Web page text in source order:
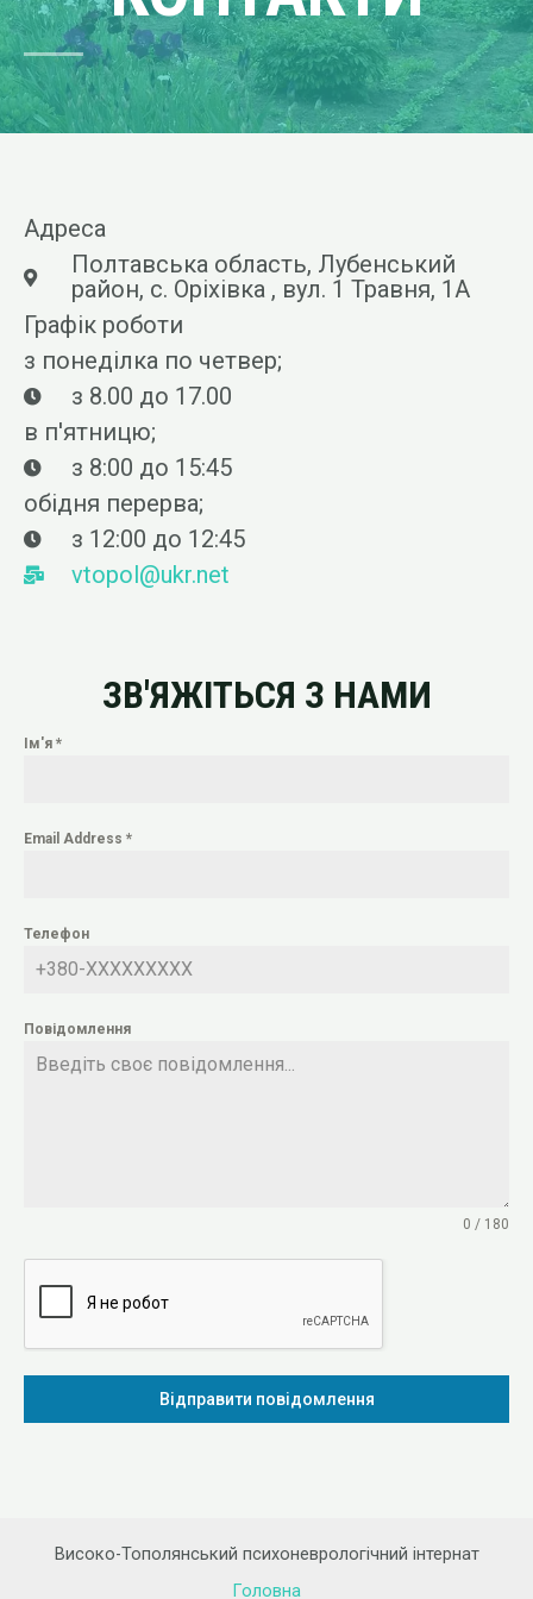
Адреса
Полтавська область, Лубенський
район, с. Оріхівка , вул. 1 Травня, 1А
Графік роботи
з понеділка по четвер;
з 8.00 до 17.00
в п'ятницю;
з 8:00 до 15:45
обідня перерва;
з 12:00 до 12:45
vtopol@ukr.net
ЗВ'ЯЖІТЬСЯ З НАМИ
Ім'я *
Email Address *
Телефон
Повідомлення
0 / 180
Відправити повідомлення
Високо-Тополянський психоневрологічний інтернат
Головна